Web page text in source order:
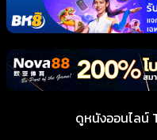
ดูหนังออนไลน์